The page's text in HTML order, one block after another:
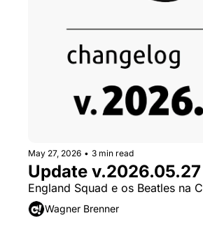
May 27, 2026 • 3 min read
Update v.2026.05.27
England Squad e os Beatles na
Wagner Brenner